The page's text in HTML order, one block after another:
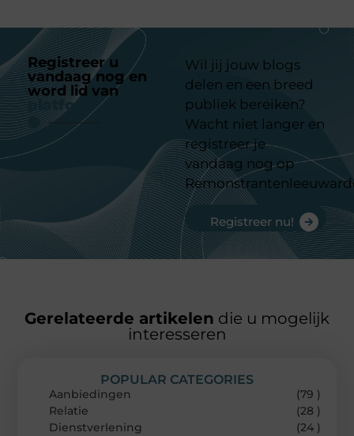
Registreer u
vandaag nog en
word lid van
platform
Wil jij jouw blogs
delen en een breed
publiek bereiken?
Wacht niet langer en
registreer je
vandaag nog op
Registreer nu!
Gerelateerde artikelen die u mogelijk
interesseren
POPULAR CATEGORIES
Aanbiedingen
(79 )
Relatie
(28 )
Dienstverlening
(24 )